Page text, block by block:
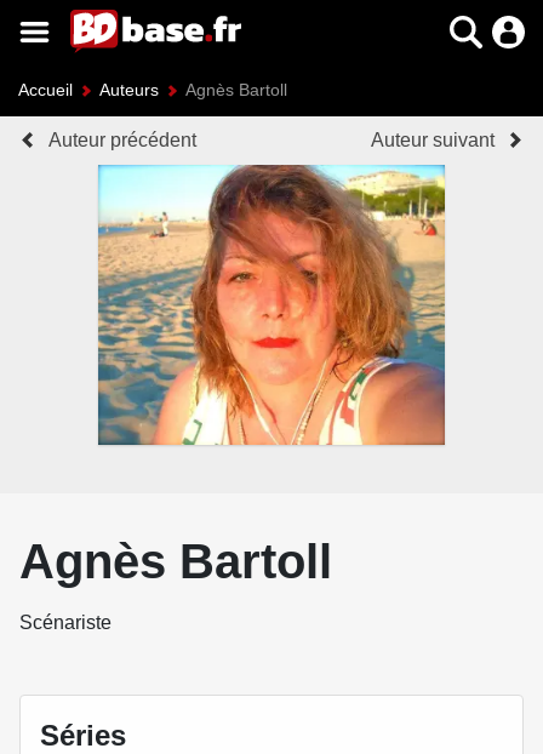
Accueil Auteurs Agnès Bartoll
Auteur précédent Auteur suivant
Agnès Bartoll
Scénariste
Séries